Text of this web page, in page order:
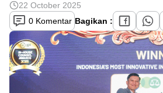
22 October 2025
0 Komentar Bagikan :